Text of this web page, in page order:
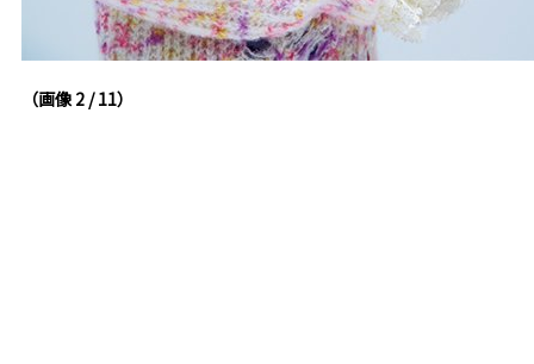
（画像 2 / 11）